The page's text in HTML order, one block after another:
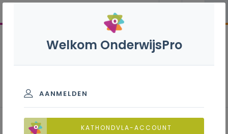
Welkom OnderwijsPro
AANMELDEN
KATHONDVLA-ACCOUNT